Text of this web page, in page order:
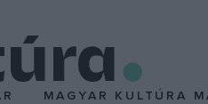
MAGYAR KULTÚRA